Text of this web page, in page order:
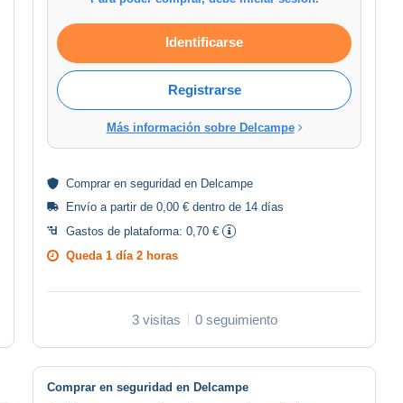
Identificarse
Registrarse
Más información sobre Delcampe
Comprar en seguridad en Delcampe
Envío a partir de 0,00 € dentro de 14 días
Gastos de plataforma: 0,70 €
Queda 1 día 2 horas
3 visitas 0 seguimiento
Comprar en seguridad en Delcampe